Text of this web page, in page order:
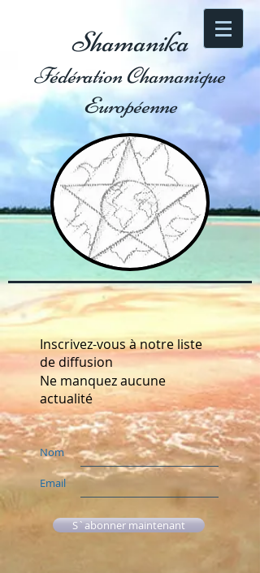
Shamanika
Fédération Chamanique
Européenne
Inscrivez-vous à notre liste
de diffusion
Ne manquez aucune
actualité
Nom
Email
S`abonner maintenant